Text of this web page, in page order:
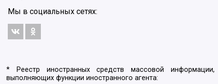
Мы в социальных сетях:
* Реестр иностранных средств массовой информации,
выполняющих функции иностранного агента: